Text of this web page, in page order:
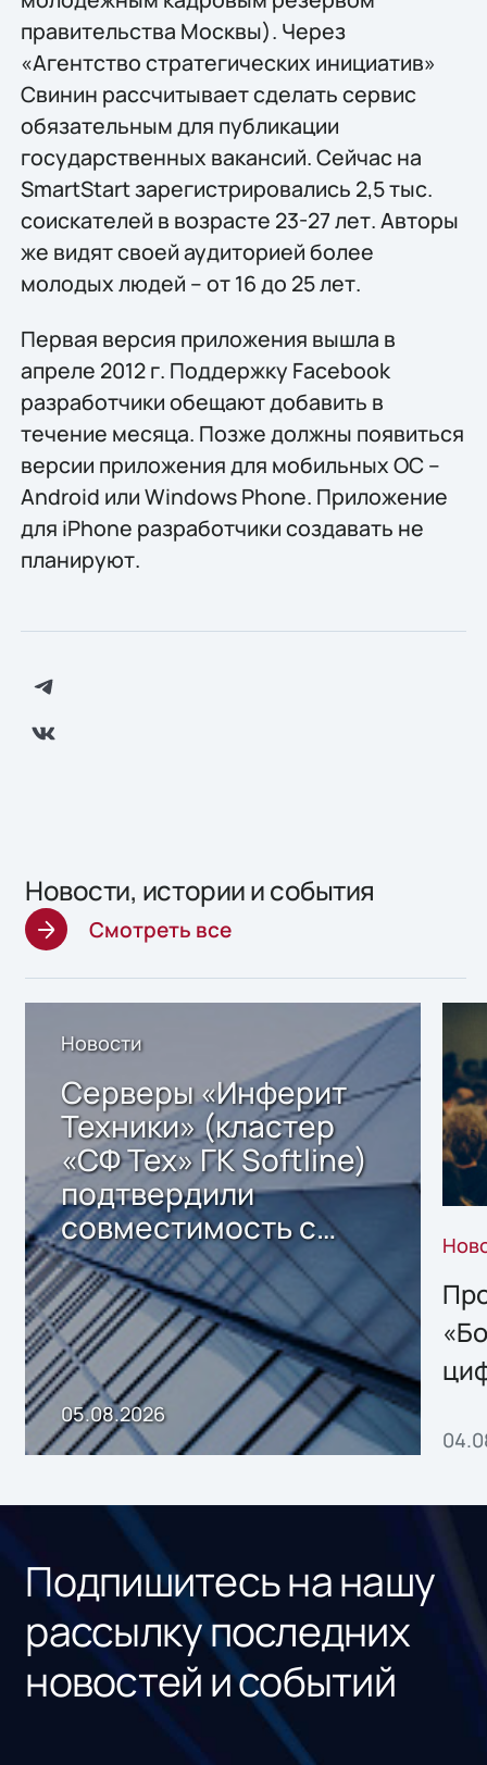
правительства Москвы). Через
«Агентство стратегических инициатив»
Свинин рассчитывает сделать сервис
обязательным для публикации
государственных вакансий. Сейчас на
SmartStart зарегистрировались 2,5 тыс.
соискателей в возрасте 23-27 лет. Авторы
же видят своей аудиторией более
молодых людей – от 16 до 25 лет.
Первая версия приложения вышла в
апреле 2012 г. Поддержку Facebook
разработчики обещают добавить в
течение месяца. Позже должны появиться
версии приложения для мобильных ОС –
Android или Windows Phone. Приложение
для iPhone разработчики создавать не
планируют.
Новости, истории и события
Смотреть все
Новости
Серверы «Инферит
Техники» (кластер
«СФ Тех» ГК Softline)
подтвердили
совместимость с
решением Sharx
Storage 2.x для
хранения данных
05.08.2026
Подпишитесь на нашу
рассылку последних
новостей и событий